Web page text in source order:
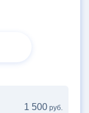
1 500 руб.